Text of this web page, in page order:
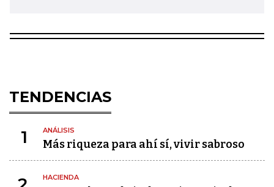
TENDENCIAS
1 ANÁLISIS
Más riqueza para ahí sí, vivir sabroso
HACIENDA